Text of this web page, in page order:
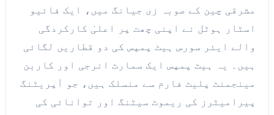
مشرقی چین کے صوبہ زی جیانگ میں، ایک فائیو
اسٹار ہوٹل نے اپنی چھت پر اعلیٰ کارکردگی
والے ایئر سورس ہیٹ پمپس کی دو قطاریں لگائی
ہیں۔ یہ ہیٹ پمپس ایک سمارٹ انرجی اور کاربن
مینجمنٹ پلیٹ فارم سے منسلک ہیں، جو آپریٹنگ
پیرامیٹرز کی ریموٹ سیٹنگ اور توانائی کی